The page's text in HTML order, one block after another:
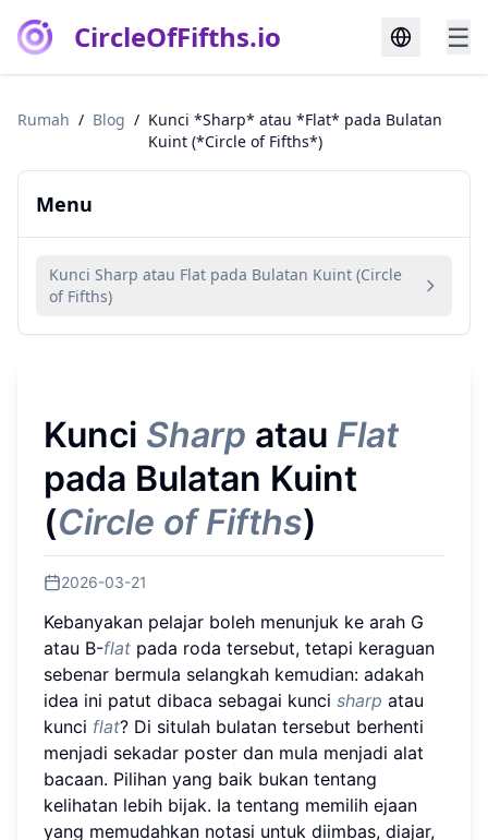
CircleOfFifths.io ☰
Rumah / Blog / Kunci *Sharp* atau *Flat* pada Bulatan
Kuint (*Circle of Fifths*)
Menu
Kunci Sharp atau Flat pada Bulatan Kuint (Circle
of Fifths)
Kunci Sharp atau Flat
pada Bulatan Kuint
(Circle of Fifths)
2026-03-21
Kebanyakan pelajar boleh menunjuk ke arah G
atau B-flat pada roda tersebut, tetapi keraguan
sebenar bermula selangkah kemudian: adakah
idea ini patut dibaca sebagai kunci sharp atau
kunci flat? Di situlah bulatan tersebut berhenti
menjadi sekadar poster dan mula menjadi alat
bacaan. Pilihan yang baik bukan tentang
kelihatan lebih bijak. Ia tentang memilih ejaan
yang memudahkan notasi untuk diimbas, diajar,